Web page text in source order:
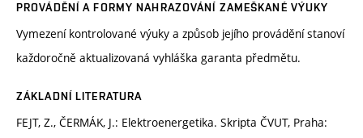
PROVÁDĚNÍ A FORMY NAHRAZOVÁNÍ ZAMEŠKANÉ VÝUKY
Vymezení kontrolované výuky a způsob jejího provádění stanoví
každoročně aktualizovaná vyhláška garanta předmětu.
ZÁKLADNÍ LITERATURA
FEJT, Z., ČERMÁK, J.: Elektroenergetika. Skripta ČVUT, Praha: